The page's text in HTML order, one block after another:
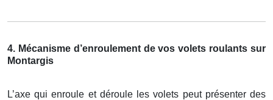
4. Mécanisme d’enroulement de vos volets roulants sur
Montargis
L’axe qui enroule et déroule les volets peut présenter des